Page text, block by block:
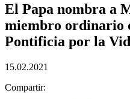
El Papa nombra a
miembro ordinario
Pontificia por la
15.02.2021
Compartir: